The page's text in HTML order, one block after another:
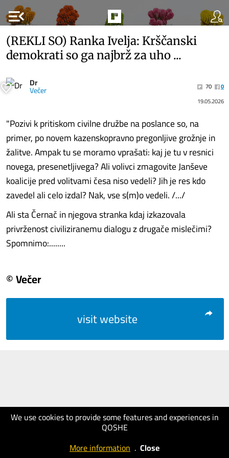
menu_open
We use cookies to provide some features and experiences in
QOSHE
More information . Close
(REKLI SO) Ranka Ivelja: Krščanski
demokrati so ga najbrž za uho ...
Dr
Večer 70
0
19.05.2026
"Pozivi k pritiskom civilne družbe na poslance so, na
primer, po novem kazenskopravno pregonljive grožnje in
žalitve. Ampak tu se moramo vprašati: kaj je tu v resnici
novega, presenetljivega? Ali volivci zmagovite Janševe
koalicije pred volitvami česa niso vedeli? Jih je res kdo
zavedel ali celo izdal? Nak, vse s(m)o vedeli. /.../
Ali sta Černač in njegova stranka kdaj izkazovala
privrženost civiliziranemu dialogu z drugače mislečimi?
Spomnimo:........
© Večer
visit website